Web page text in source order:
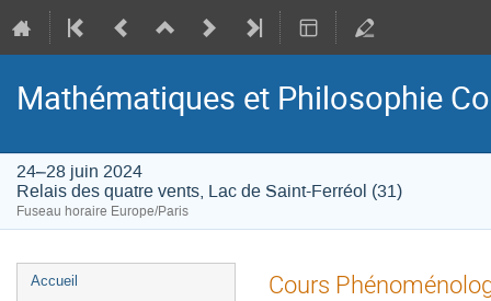
Mathématiques et Philosophie
24–28 juin 2024
Relais des quatre vents, Lac de Saint-Ferréol (31)
Fuseau horaire Europe/Paris
Menu
Accueil
Cours